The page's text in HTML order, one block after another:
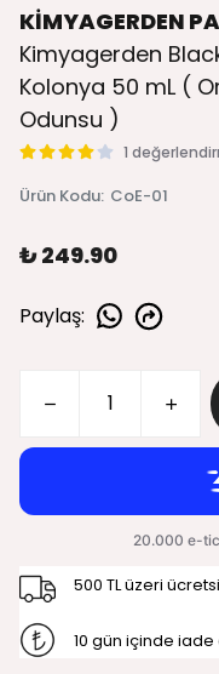
KİMYAGERDEN
Kimyagerden
Kolonya 50 mL (
Odunsu )
1
Ürün Kodu: CoE-01
₺ 249.90
Paylaş:
500 TL üzeri
10 gün içinde iade